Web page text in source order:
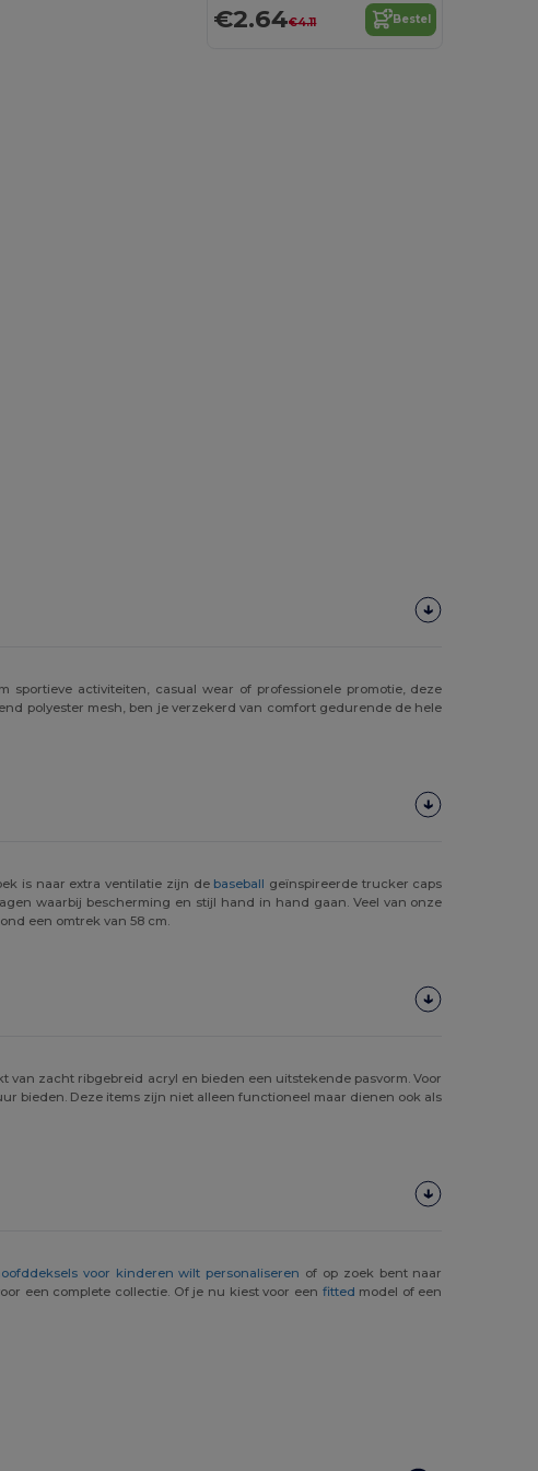
€2.64€4.11 Bestel
activiteiten, casual wear of professionele promotie, deze
polyester mesh, ben je verzekerd van comfort gedurende de hele
is naar extra ventilatie zijn de baseball geïnspireerde trucker caps
waarbij bescherming en stijl hand in hand gaan. Veel van onze
een omtrek van 58 cm.
van zacht ribgebreid acryl en bieden een uitstekende pasvorm. Voor
bieden. Deze items zijn niet alleen functioneel maar dienen ook als
voor kinderen wilt personaliseren of op zoek bent naar
een complete collectie. Of je nu kiest voor een fitted model of een